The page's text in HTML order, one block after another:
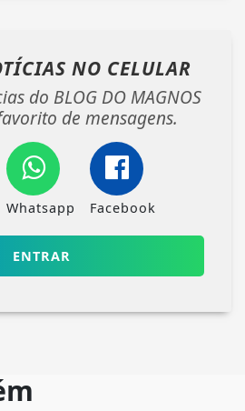
NO CELULAR
do BLOG DO MAGNOS
de mensagens.
Whatsapp Facebook
ENTRAR